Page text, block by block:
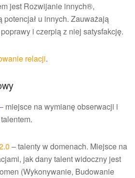
jest Rozwijanie innych®,
potencjał u innych. Zauważają
i czerpią z niej satysfakcję.
relacji.
miejsce na wymianę obserwacji i
– talenty w domenach. Miejsce na
jak dany talent widoczny jest
(Wykonywanie, Budowanie